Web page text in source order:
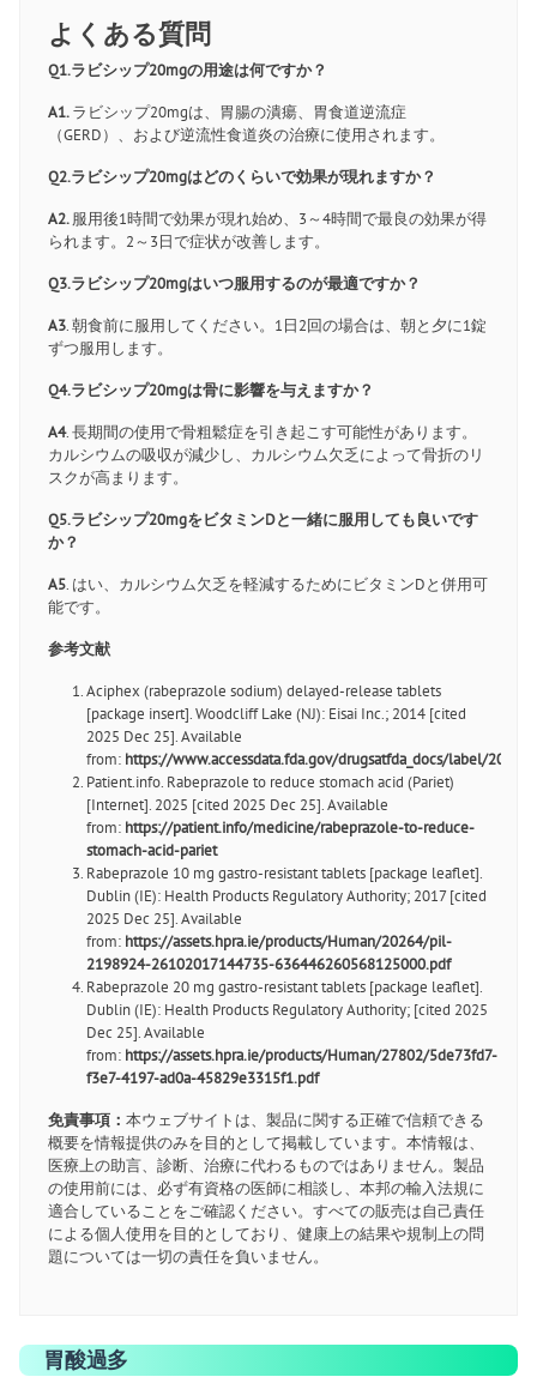
よくある質問
Q1.ラビシップ20mgの用途は何ですか？
A1.ラビシップ20mgは、胃腸の潰瘍、胃食道逆流症
（GERD）、および逆流性食道炎の治療に使用されます。
Q2.ラビシップ20mgはどのくらいで効果が現れますか？
A2.服用後1時間で効果が現れ始め、3～4時間で最良の効果が得
られます。2～3日で症状が改善します。
Q3.ラビシップ20mgはいつ服用するのが最適ですか？
A3. 朝食前に服用してください。1日2回の場合は、朝と夕に1錠
ずつ服用します。
Q4.ラビシップ20mgは骨に影響を与えますか？
A4. 長期間の使用で骨粗鬆症を引き起こす可能性があります。
カルシウムの吸収が減少し、カルシウム欠乏によって骨折のリ
スクが高まります。
Q5.ラビシップ20mgをビタミンDと一緒に服用しても良いです
か？
A5. はい、カルシウム欠乏を軽減するためにビタミンDと併用可
能です。
参考文献
Aciphex (rabeprazole sodium) delayed-release tablets
[package insert]. Woodcliff Lake (NJ): Eisai Inc.; 2014 [cited
2025 Dec 25]. Available
from: https://www.accessdata.fda.gov/drugsatfda_docs/label/2014/
Patient.info. Rabeprazole to reduce stomach acid (Pariet)
[Internet]. 2025 [cited 2025 Dec 25]. Available
from: https://patient.info/medicine/rabeprazole-to-reduce-
stomach-acid-pariet
Rabeprazole 10 mg gastro-resistant tablets [package leaflet].
Dublin (IE): Health Products Regulatory Authority; 2017 [cited
2025 Dec 25]. Available
from: https://assets.hpra.ie/products/Human/20264/pil-
2198924-26102017144735-636446260568125000.pdf
Rabeprazole 20 mg gastro-resistant tablets [package leaflet].
Dublin (IE): Health Products Regulatory Authority; [cited 2025
Dec 25]. Available
from: https://assets.hpra.ie/products/Human/27802/5de73fd7-
f3e7-4197-ad0a-45829e3315f1.pdf
免責事項： 本ウェブサイトは、製品に関する正確で信頼できる
概要を情報提供のみを目的として掲載しています。本情報は、
医療上の助言、診断、治療に代わるものではありません。製品
の使用前には、必ず有資格の医師に相談し、本邦の輸入法規に
適合していることをご確認ください。すべての販売は自己責任
による個人使用を目的としており、健康上の結果や規制上の問
題については一切の責任を負いません。
胃酸過多